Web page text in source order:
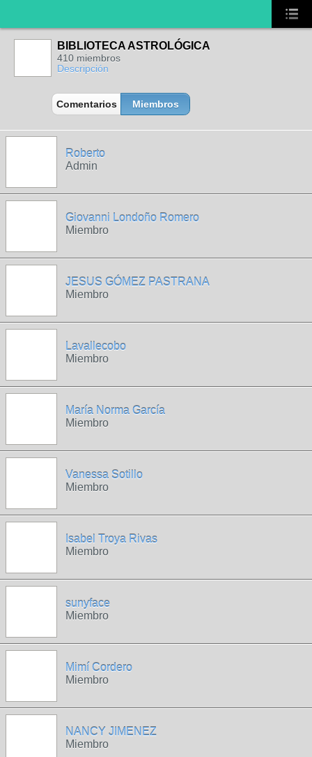
BIBLIOTECA ASTROLÓGICA
410 miembros
Descripción
Comentarios Miembros
Roberto
Admin
Giovanni Londoño Romero
Miembro
JESUS GÓMEZ PASTRANA
Miembro
Lavallecobo
Miembro
María Norma García
Miembro
Vanessa Sotillo
Miembro
Isabel Troya Rivas
Miembro
sunyface
Miembro
Mimí Cordero
Miembro
NANCY JIMENEZ
Miembro